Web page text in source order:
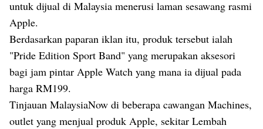
untuk dijual di Malaysia menerusi laman sesawang rasmi
Apple.
Berdasarkan paparan iklan itu, produk tersebut ialah
"Pride Edition Sport Band" yang merupakan aksesori
bagi jam pintar Apple Watch yang mana ia dijual pada
harga RM199.
Tinjauan MalaysiaNow di beberapa cawangan Machines,
outlet yang menjual produk Apple, sekitar Lembah